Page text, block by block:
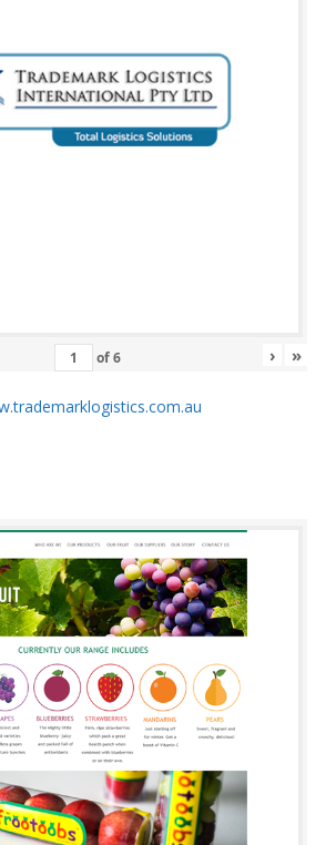
of6 › »